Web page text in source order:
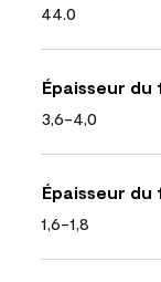
44.0
Épaisseur du
3,6-4,0
Épaisseur du
1,6-1,8